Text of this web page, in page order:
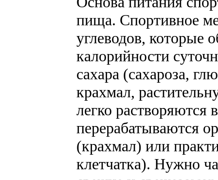
пища. Спортивное
углеводов, которые
калорийности
сахара (сахароза,
крахмал,
легко растворяются
перерабатываются
(крахмал) или
клетчатка). Нужно